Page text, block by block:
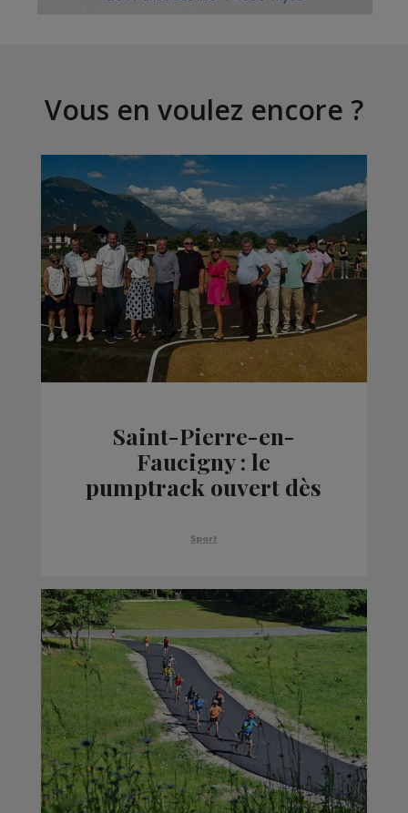
Vous en voulez encore ?
Saint-Pierre-en-
Faucigny : le
pumptrack ouvert dès
Sport